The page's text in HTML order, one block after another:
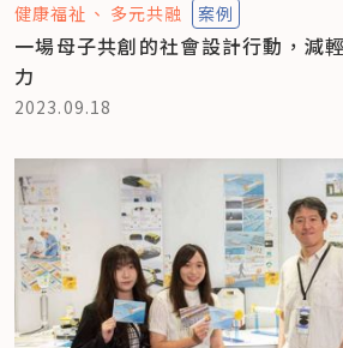
健康福祉 多元共融 案例
一場母子共創的社會設計行動，減
力
2023.09.18